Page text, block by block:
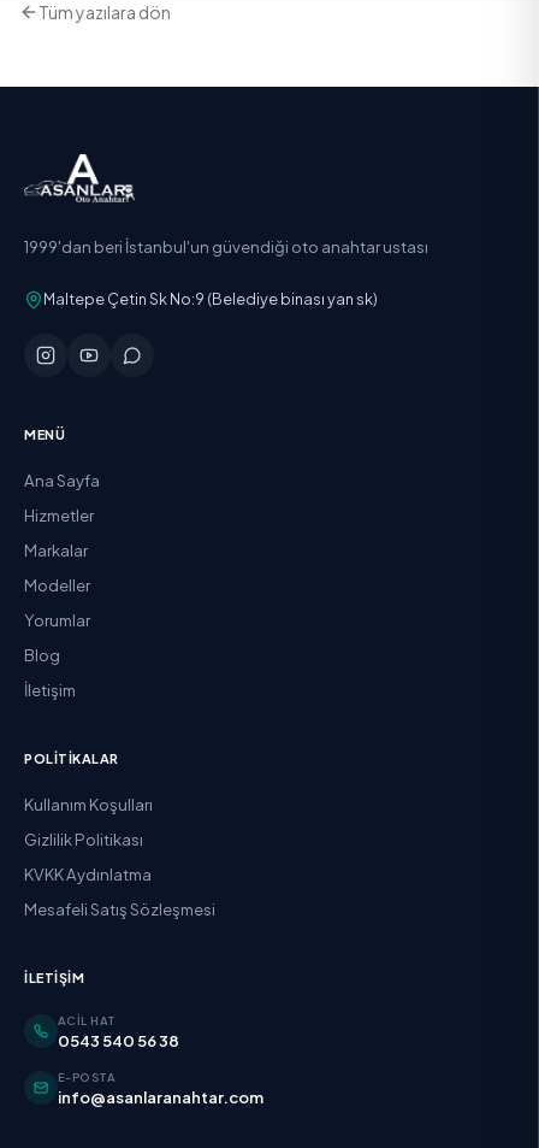
Tüm yazılara dön
1999'dan beri İstanbul'un güvendiği oto anahtar ustası
Maltepe Çetin Sk No:9 (Belediye binası yan sk)
MENÜ
Ana Sayfa
Hizmetler
Markalar
Modeller
Yorumlar
Blog
İletişim
POLITIKALAR
Kullanım Koşulları
Gizlilik Politikası
KVKK Aydınlatma
Mesafeli Satış Sözleşmesi
İLETIŞIM
ACIL HAT
0543 540 56 38
E-POSTA
info@asanlaranahtar.com